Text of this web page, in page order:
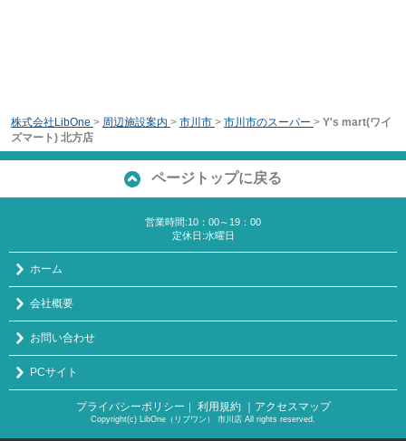
株式会社LibOne > 周辺施設案内 > 市川市 > 市川市のスーパー > Y's mart(ワイ
ズマート) 北方店
ページトップに戻る
営業時間:10：00～19：00
定休日:水曜日
ホーム
会社概要
お問い合わせ
PCサイト
プライバシーポリシー ｜ 利用規約 ｜アクセスマップ
Copyright(c) LibOne（リブワン） 市川店 All rights reserved.